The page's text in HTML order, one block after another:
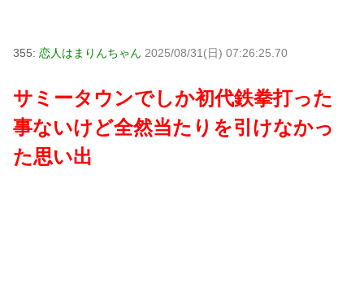
355: 恋人はまりんちゃん 2025/08/31(日) 07:26:25.70
サミータウンでしか初代鉄拳打った
事ないけど全然当たりを引けなかっ
た思い出